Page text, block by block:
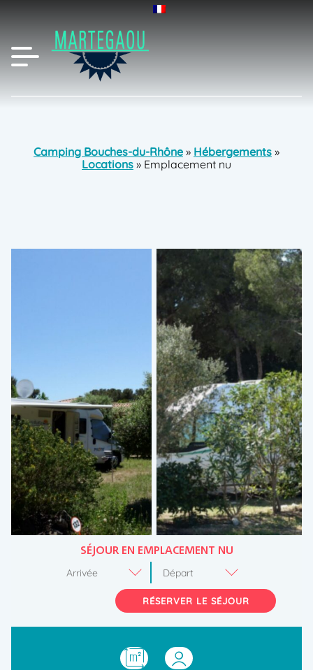
Camping Bouches-du-Rhône » Hébergements »
Locations » Emplacement nu
SÉJOUR EN EMPLACEMENT NU
RÉSERVER LE SÉJOUR